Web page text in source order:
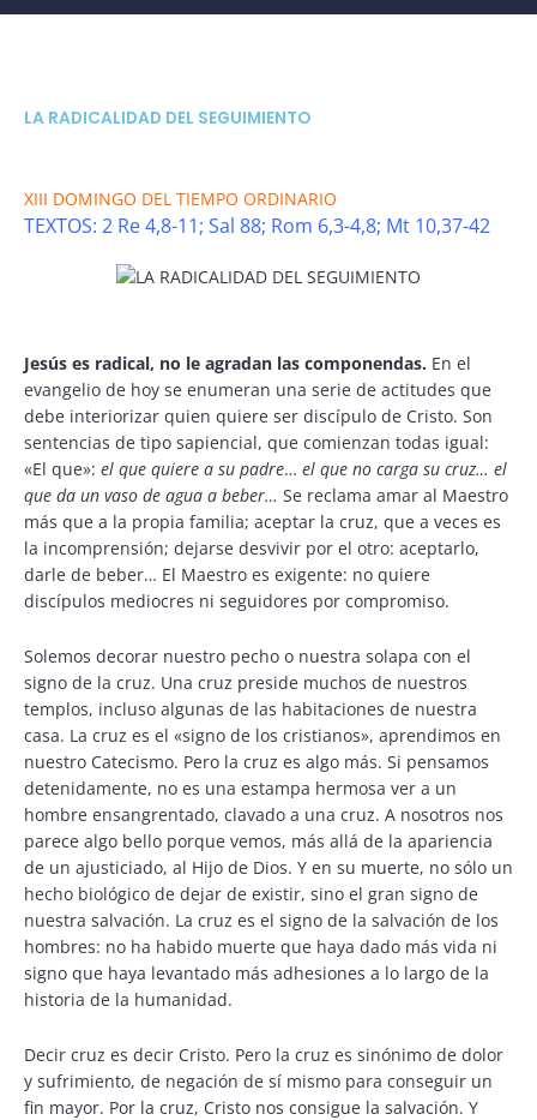
LA RADICALIDAD DEL SEGUIMIENTO
XIII DOMINGO DEL TIEMPO ORDINARIO
TEXTOS: 2 Re 4,8-11; Sal 88; Rom 6,3-4,8; Mt 10,37-42
Jesús es radical, no le agradan las componendas. En el
evangelio de hoy se enumeran una serie de actitudes que
debe interiorizar quien quiere ser discípulo de Cristo. Son
sentencias de tipo sapiencial, que comienzan todas igual:
«El que»: el que quiere a su padre… el que no carga su cruz… el
que da un vaso de agua a beber… Se reclama amar al Maestro
más que a la propia familia; aceptar la cruz, que a veces es
la incomprensión; dejarse desvivir por el otro: aceptarlo,
darle de beber… El Maestro es exigente: no quiere
discípulos mediocres ni seguidores por compromiso.
Solemos decorar nuestro pecho o nuestra solapa con el
signo de la cruz. Una cruz preside muchos de nuestros
templos, incluso algunas de las habitaciones de nuestra
casa. La cruz es el «signo de los cristianos», aprendimos en
nuestro Catecismo. Pero la cruz es algo más. Si pensamos
detenidamente, no es una estampa hermosa ver a un
hombre ensangrentado, clavado a una cruz. A nosotros nos
parece algo bello porque vemos, más allá de la apariencia
de un ajusticiado, al Hijo de Dios. Y en su muerte, no sólo un
hecho biológico de dejar de existir, sino el gran signo de
nuestra salvación. La cruz es el signo de la salvación de los
hombres: no ha habido muerte que haya dado más vida ni
signo que haya levantado más adhesiones a lo largo de la
historia de la humanidad.
Decir cruz es decir Cristo. Pero la cruz es sinónimo de dolor
y sufrimiento, de negación de sí mismo para conseguir un
fin mayor. Por la cruz, Cristo nos consigue la salvación. Y